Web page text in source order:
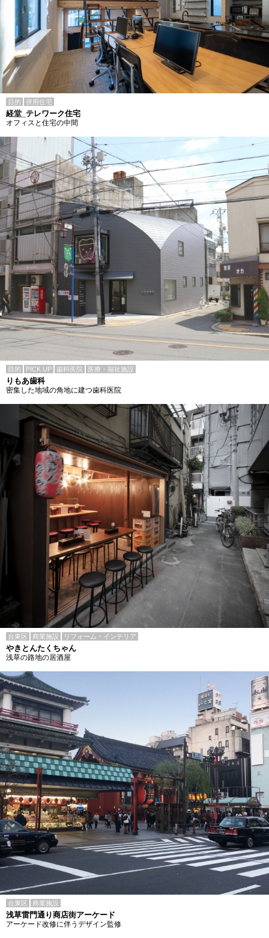
目的 併用住宅
経堂_テレワーク住宅
オフィスと住宅の中間
目的 PICK UP 歯科医院 医療・福祉施設
りもあ歯科
密集した地域の角地に建つ歯科医院
台東区 商業施設 リフォーム・インテリア
やきとんたくちゃん
浅草の路地の居酒屋
台東区 商業施設
浅草雷門通り商店街アーケード
アーケード改修に伴うデザイン監修